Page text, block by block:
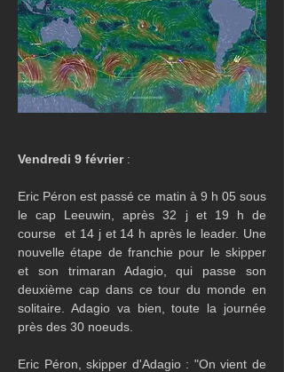
Vendredi 9 février :
Eric Péron est passé ce matin à 9 h 05 sous
le cap Leeuwin, après 32 j et 19 h de
course  et 14 j et 14 h après le leader. Une
nouvelle étape de franchie pour le skipper
et son trimaran Adagio, qui passe son
deuxième cap dans ce tour du monde en
solitaire. Adagio va bien, toute la journée
près des 30 noeuds.
Eric Péron, skipper d'Adagio : "On vient de